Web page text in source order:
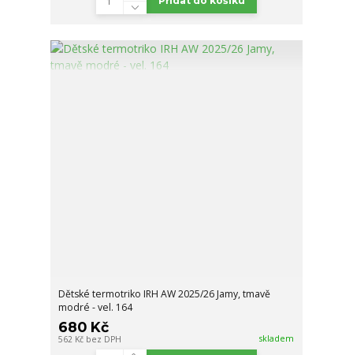
Dětské termotriko IRH AW 2025/26 Jamy, tmavě
modré - vel. 164
680 Kč
562 Kč bez DPH skladem